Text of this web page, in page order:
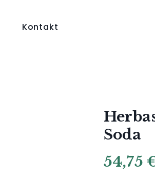
Kontakt
Soda
54,75